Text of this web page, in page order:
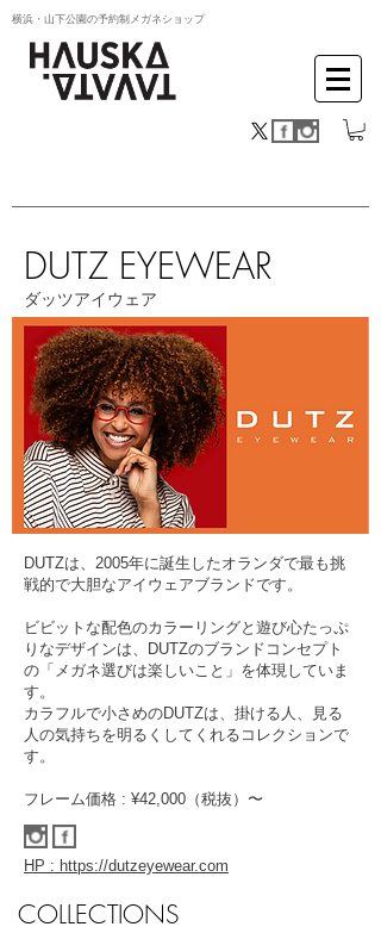
横浜・山下公園の予約制メガネショップ
DUTZ EYEWEAR
ダッツアイウェア
DUTZは、2005年に誕生したオランダで最も挑
戦的で大胆なアイウェアブランドです。
ビビットな配色のカラーリングと遊び心たっぷ
りなデザインは、DUTZのブランドコンセプト
の「メガネ選びは楽しいこと」を体現していま
す。
カラフルで小さめのDUTZは、掛ける人、見る
人の気持ちを明るくしてくれるコレクションで
す。
フレーム価格 : ¥42,000（税抜）〜
HP : https://dutzeyewear.com
COLLECTIONS